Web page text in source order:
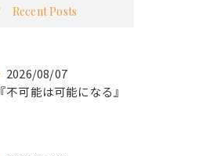
Recent Posts
2026/08/07
『不可能は可能になる』